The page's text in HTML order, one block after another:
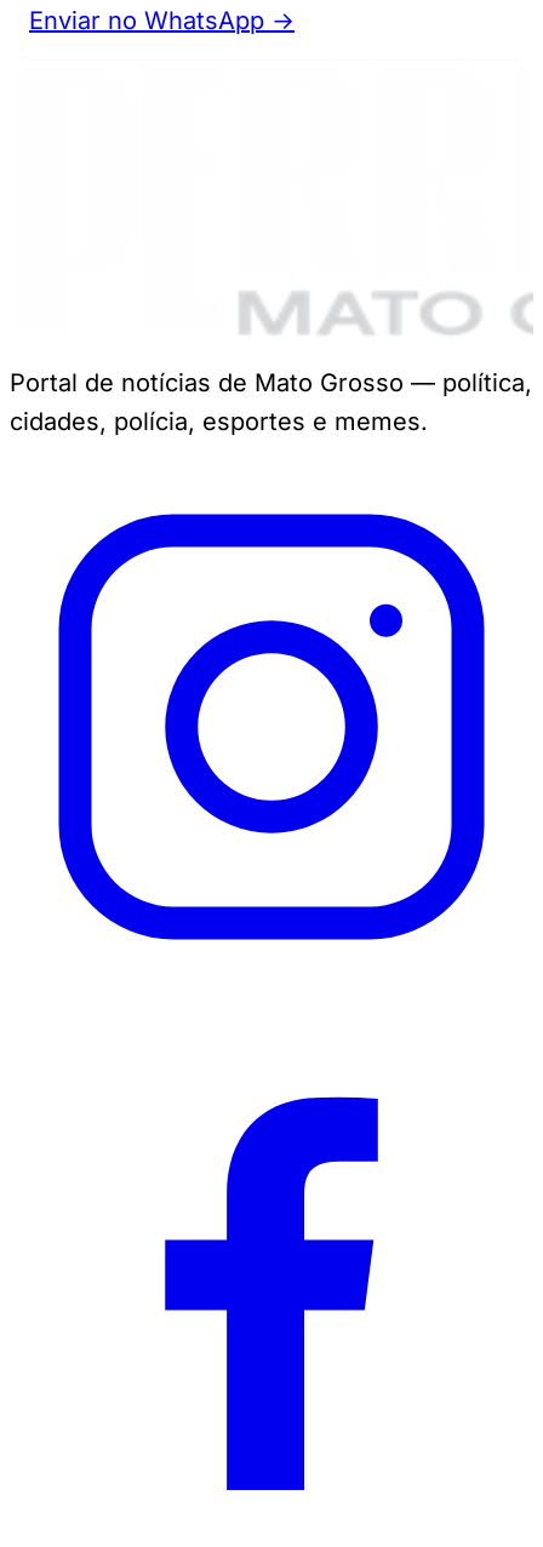
Enviar no WhatsApp →
Portal de notícias de Mato Grosso — política,
cidades, polícia, esportes e memes.